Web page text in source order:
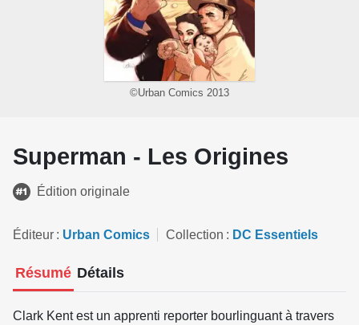
©Urban Comics 2013
Superman - Les Origines
Édition originale
Éditeur Urban Comics Collection DC Essentiels
Résumé Détails
Clark Kent est un apprenti reporter bourlinguant à travers